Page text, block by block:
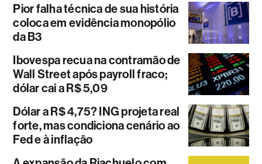
Pior falha técnica de sua história
coloca em evidência monopólio
da B3
Ibovespa recua na contramão de
Wall Street após payroll fraco;
dólar cai a R$ 5,09
Dólar a R$ 4,75? ING projeta real
forte, mas condiciona cenário ao
Fed e à inflação